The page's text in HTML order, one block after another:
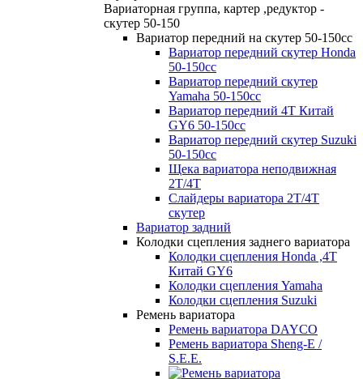
Вариаторная группа, картер ,редуктор -
скутер 50-150
Вариатор передний на скутер 50-150cc
Вариатор передний скутер Honda
50-150cc
Вариатор передний скутер
Yamaha 50-150cc
Вариатор передний 4Т Китай
GY6 50-150cc
Вариатор передний скутер Suzuki
50-150cc
Щека вариатора неподвижная
2Т/4Т
Слайдеры вариатора 2Т/4Т
скутер
Вариатор задний
Колодки сцепления заднего вариатора
Колодки сцепления Honda ,4Т
Китай GY6
Колодки сцепления Yamaha
Колодки сцепления Suzuki
Ремень вариатора
Ремень вариатора DAYCO
Ремень вариатора Sheng-E /
S.E.E.